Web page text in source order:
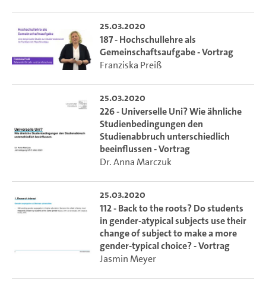
25.03.2020
187 - Hochschullehre als
Gemeinschaftsaufgabe - Vortrag
Franziska Preiß
25.03.2020
226 - Universelle Uni? Wie ähnliche
Studienbedingungen den
Studienabbruch unterschiedlich
beeinflussen - Vortrag
Dr. Anna Marczuk
25.03.2020
112 - Back to the roots? Do students
in gender-atypical subjects use their
change of subject to make a more
gender-typical choice? - Vortrag
Jasmin Meyer